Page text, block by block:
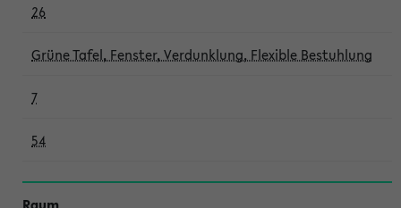
26
Grüne Tafel, Fenster, Verdunklung, Flexible Bestuhlung
7
54